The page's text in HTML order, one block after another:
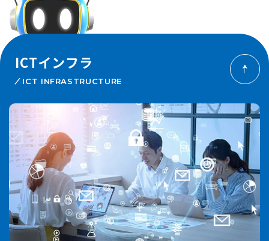
ICTインフラ
ICT INFRASTRUCTURE